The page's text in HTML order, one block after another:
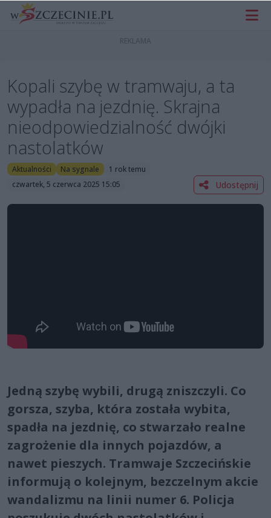
Kopali szybę w tramwaju, a ta
wypadła na jezdnię. Skrajna
nieodpowiedzialność dwójki
nastolatków
Aktualności Na sygnale
1 rok temu
czwartek, 5 czerwca 2025 15:05
Udostępnij
Jedną szybę wybili, drugą zniszczyli. Co
gorsza, szyba, która została wybita,
spadła na jezdnię, co stwarzało realne
zagrożenie dla innych pojazdów, a
nawet pieszych. Tramwaje Szczecińskie
informują o kolejnym, bezczelnym akcie
wandalizmu na linii numer 6. Policja